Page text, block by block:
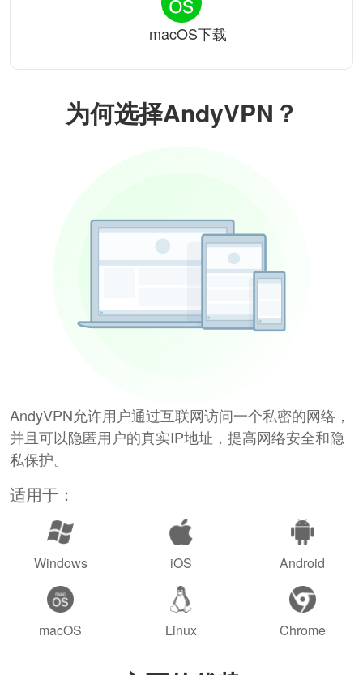
为何选择AndyVPN？
AndyVPN允许用户通过互联网访问一个私密的网络，
并且可以隐匿用户的真实IP地址，提高网络安全和隐
私保护。
适用于：
Windows iOS Android
macOS Linux Chrome
macOS下载